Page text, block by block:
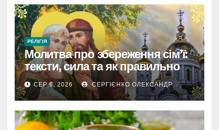
РЕЛІГІЯ
Молитва про збереження сім’ї:
тексти, сила та як правильно
читати
СЕР 6, 2026 СЕРГІЄНКО ОЛЕКСАНДР